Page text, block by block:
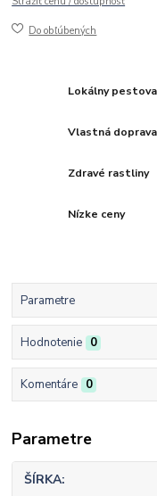
Do obľúbených
Lokálny
Vlastná doprava
Zdravé rastliny
Nízke ceny
Parametre
Hodnotenie 0
Komentáre 0
Parametre
ŠÍRKA